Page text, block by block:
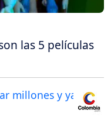
las 5 películas